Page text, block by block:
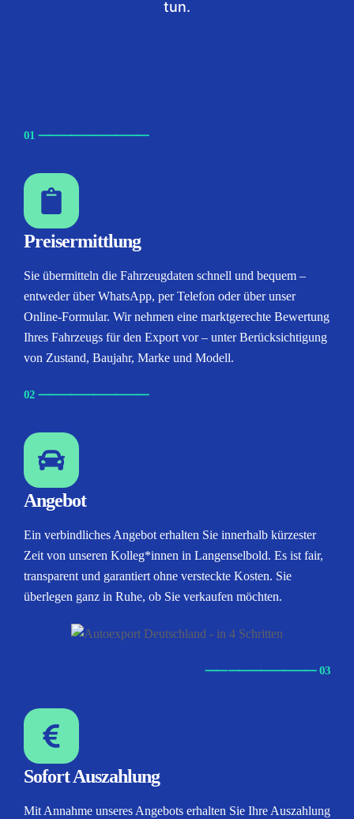
tun.
01 ⸺⸺⸺⸺⸺
Preisermittlung
Sie übermitteln die Fahrzeugdaten schnell und bequem –
entweder über WhatsApp, per Telefon oder über unser
Online-Formular. Wir nehmen eine marktgerechte Bewertung
Ihres Fahrzeugs für den Export vor – unter Berücksichtigung
von Zustand, Baujahr, Marke und Modell.
02 ⸺⸺⸺⸺⸺
Angebot
Ein verbindliches Angebot erhalten Sie innerhalb kürzester
Zeit von unseren Kolleg*innen in Langenselbold. Es ist fair,
transparent und garantiert ohne versteckte Kosten. Sie
überlegen ganz in Ruhe, ob Sie verkaufen möchten.
⸺⸺⸺⸺⸺ 03
Sofort Auszahlung
Mit Annahme unseres Angebots erhalten Sie Ihre Auszahlung